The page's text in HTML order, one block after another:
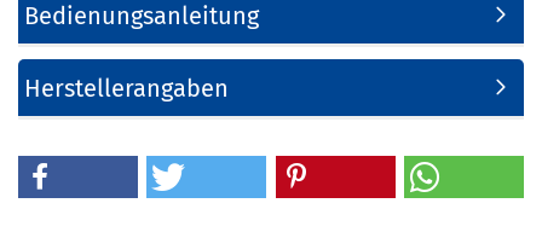
Bedienungsanleitung
Herstellerangaben